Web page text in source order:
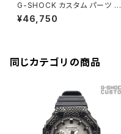
G-SHOCK カスタム パーツ カ
シオーク GA2100 シリ-ズ PAR
TS-002
¥46,750
同じカテゴリの商品